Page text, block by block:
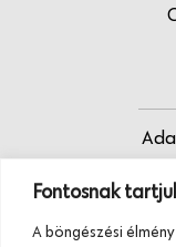
Fontosnak
A böngészési
Tudj meg többet